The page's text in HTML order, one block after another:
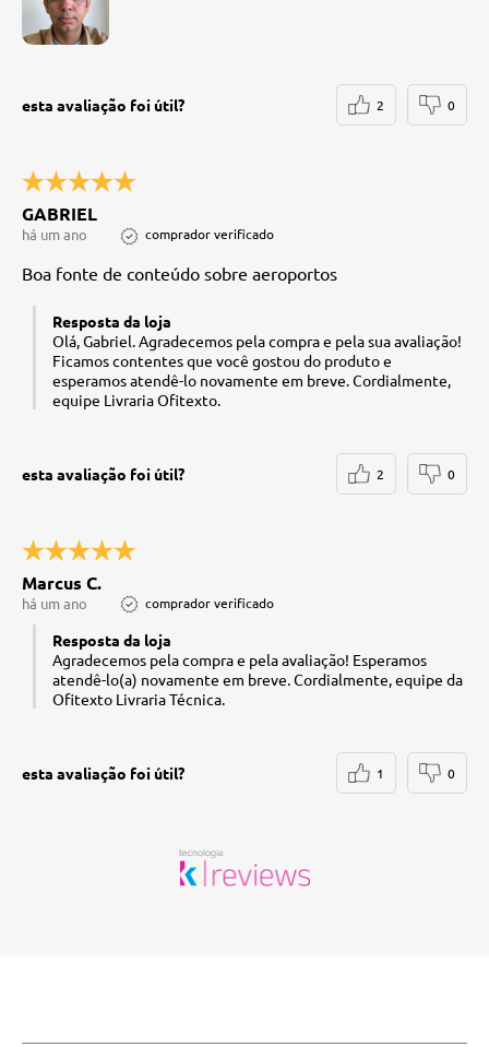
esta avaliação foi útil? 2 0
GABRIEL
há um ano comprador verificado
Boa fonte de conteúdo sobre aeroportos
Resposta da loja
Olá, Gabriel. Agradecemos pela compra e pela sua avaliação!
Ficamos contentes que você gostou do produto e
esperamos atendê-lo novamente em breve. Cordialmente,
equipe Livraria Ofitexto.
esta avaliação foi útil? 2 0
Marcus C.
há um ano comprador verificado
Resposta da loja
Agradecemos pela compra e pela avaliação! Esperamos
atendê-lo(a) novamente em breve. Cordialmente, equipe da
Ofitexto Livraria Técnica.
esta avaliação foi útil? 1 0